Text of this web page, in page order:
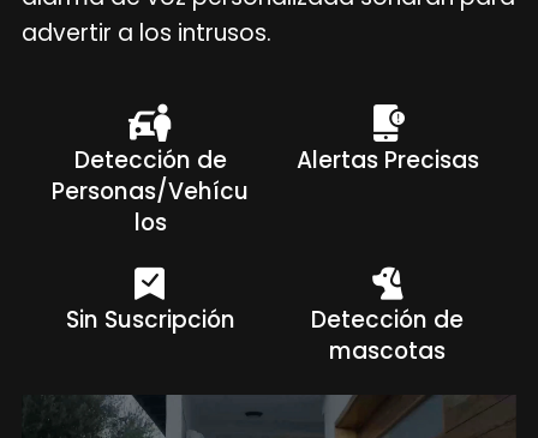
advertir a los intrusos.
Detección de
Personas/Vehícu
los
Alertas Precisas
Sin Suscripción
Detección de
mascotas